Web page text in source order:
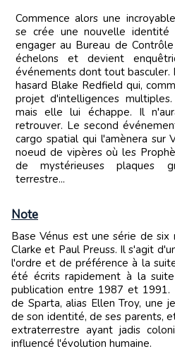
Commence alors une
se crée une nouvelle
engager au Bureau de
échelons et devient
événements dont tout basculer.
hasard Blake Redfield qui,
projet d'intelligences
mais elle lui échappe. Il
retrouver. Le second
cargo spatial qui l'amènera sur
noeud de vipères où les
de mystérieuses plaques
terrestre...
Note
Base Vénus est une série de six romans écrits par Arthur C.
Clarke et Paul Preuss. Il s'agit
l'ordre et de préférence à la
été écrits rapidement à la
publication entre 1987 et 1991.
de Sparta, alias Ellen Troy, une
de son identité, de ses parents,
extraterrestre ayant jadis
influencé l'évolution humaine.